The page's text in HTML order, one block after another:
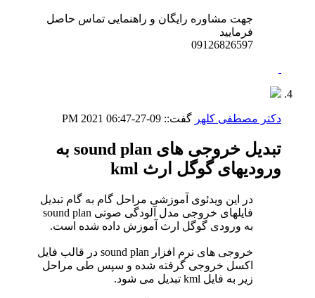
جهت مشاوره رایگان و راهنمایی تماس حاصل
فرمایید
09126826597
دکتر مصطفی کلهر گفت:: 09-27-2021
06:47 PM
تبدیل خروجی های sound plan به
ورودیهای گوگل ارث kml
در این ویدئوی آموزشی مراحل گام به گام تبدیل
فایلهای خروجی مدل آلودگی صوتی sound plan
به ورودی گوگل ارث آموزش داده شده است.
خروجی های نرم افزار sound plan در قالب فایل
اکسل خروجی گرفته شده و سپس طی مراحل
زیر به فایل kml تبدیل می شود.